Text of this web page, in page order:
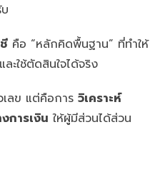
คือ “หลักคิดพื้นฐาน” ที่ทำให้
ใช้ตัดสินใจได้จริง
เลข แต่คือการวิเคราะห์
การเงิน ให้ผู้มีส่วนได้ส่วน